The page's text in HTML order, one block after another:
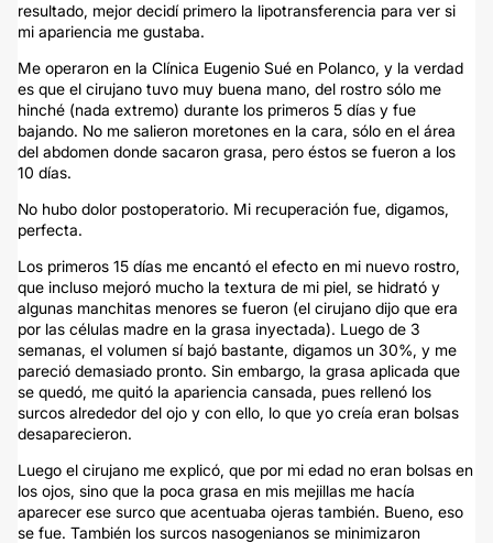
resultado, mejor decidí primero la lipotransferencia para ver si
mi apariencia me gustaba.
Me operaron en la Clínica Eugenio Sué en Polanco, y la verdad
es que el cirujano tuvo muy buena mano, del rostro sólo me
hinché (nada extremo) durante los primeros 5 días y fue
bajando. No me salieron moretones en la cara, sólo en el área
del abdomen donde sacaron grasa, pero éstos se fueron a los
10 días.
No hubo dolor postoperatorio. Mi recuperación fue, digamos,
perfecta.
Los primeros 15 días me encantó el efecto en mi nuevo rostro,
que incluso mejoró mucho la textura de mi piel, se hidrató y
algunas manchitas menores se fueron (el cirujano dijo que era
por las células madre en la grasa inyectada). Luego de 3
semanas, el volumen sí bajó bastante, digamos un 30%, y me
pareció demasiado pronto. Sin embargo, la grasa aplicada que
se quedó, me quitó la apariencia cansada, pues rellenó los
surcos alrededor del ojo y con ello, lo que yo creía eran bolsas
desaparecieron.
Luego el cirujano me explicó, que por mi edad no eran bolsas en
los ojos, sino que la poca grasa en mis mejillas me hacía
aparecer ese surco que acentuaba ojeras también. Bueno, eso
se fue. También los surcos nasogenianos se minimizaron